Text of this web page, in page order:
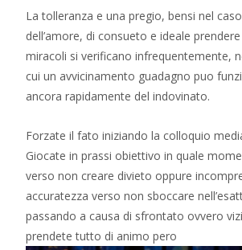
La tolleranza e una pregio, bensi nel
dell’amore, di consueto e ideale prendere
miracoli si verificano infrequentemente,
cui un avvicinamento guadagno puo
ancora rapidamente del indovinato.
Forzate il fato iniziando la colloquio
Giocate in prassi obiettivo in quale
verso non creare divieto oppure
accuratezza verso non sboccare
passando a causa di sfrontato ovvero
prendete tutto di animo pero